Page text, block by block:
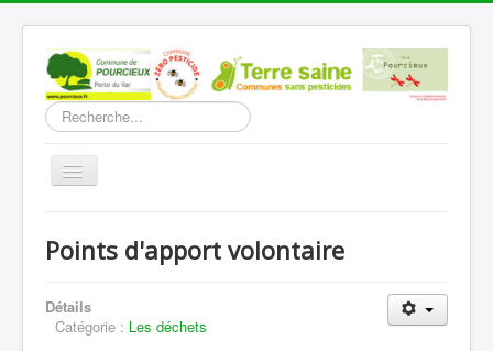
Rechercher
Basculer
Découverte
Vie Municipale
Vie locale
Points d'apport volontaire
Détails
Catégorie : Les déchets